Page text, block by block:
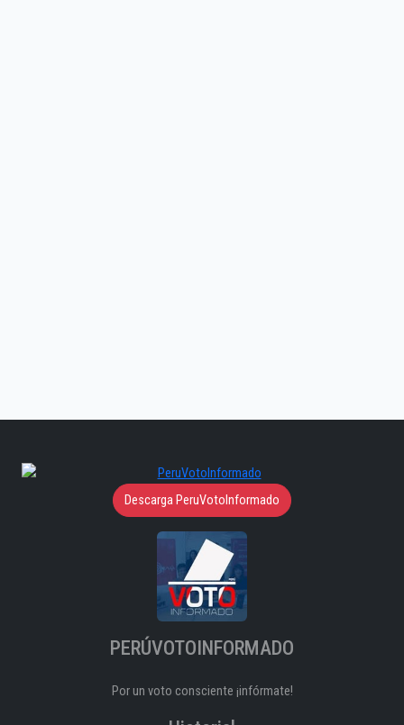
Descarga PeruVotoInformado
PERÚVOTOINFORMADO
Por un voto consciente ¡infórmate!